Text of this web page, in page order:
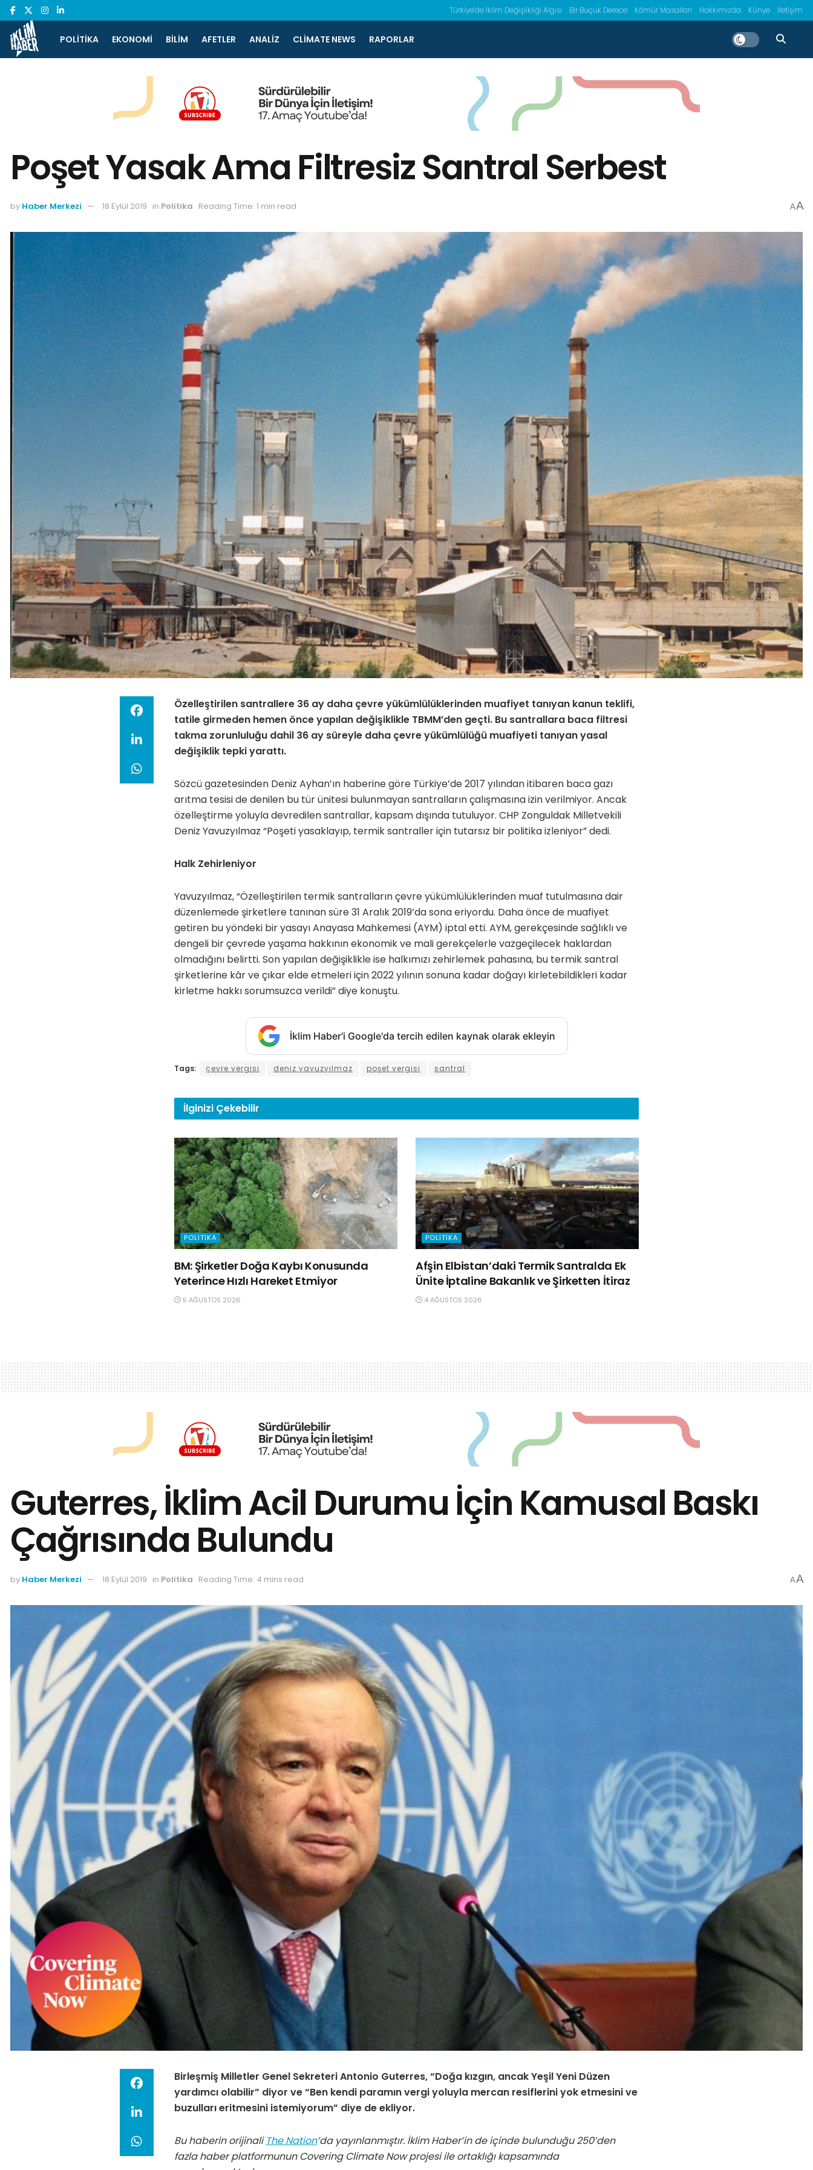
Türkiye’de İklim Değişlikliği Algısı Bir Buçuk Derece Kömür Masalları Hakkımızda Künye İletişim
POLITIKA EKONOMI BILIM AFETLER ANALIZ CLIMATE NEWS RAPORLAR
Poşet Yasak Ama Filtresiz Santral Serbest
by Haber Merkezi 18 Eylül 2019 in Politika Reading Time: 1 min read AA
Özelleştirilen santrallere 36 ay daha çevre yükümlülüklerinden muafiyet tanıyan kanun teklifi,
tatile girmeden hemen önce yapılan değişiklikle TBMM’den geçti. Bu santrallara baca filtresi
takma zorunluluğu dahil 36 ay süreyle daha çevre yükümlülüğü muafiyeti tanıyan yasal
değişiklik tepki yarattı.
Sözcü gazetesinden Deniz Ayhan’ın haberine göre Türkiye’de 2017 yılından itibaren baca gazı
arıtma tesisi de denilen bu tür ünitesi bulunmayan santralların çalışmasına izin verilmiyor. Ancak
özelleştirme yoluyla devredilen santrallar, kapsam dışında tutuluyor. CHP Zonguldak Milletvekili
Deniz Yavuzyılmaz “Poşeti yasaklayıp, termik santraller için tutarsız bir politika izleniyor” dedi.
Halk Zehirleniyor
Yavuzyılmaz, “Özelleştirilen termik santralların çevre yükümlülüklerinden muaf tutulmasına dair
düzenlemede şirketlere tanınan süre 31 Aralık 2019’da sona eriyordu. Daha önce de muafiyet
getiren bu yöndeki bir yasayı Anayasa Mahkemesi (AYM) iptal etti. AYM, gerekçesinde sağlıklı ve
dengeli bir çevrede yaşama hakkının ekonomik ve mali gerekçelerle vazgeçilecek haklardan
olmadığını belirtti. Son yapılan değişiklikle ise halkımızı zehirlemek pahasına, bu termik santral
şirketlerine kâr ve çıkar elde etmeleri için 2022 yılının sonuna kadar doğayı kirletebildikleri kadar
kirletme hakkı sorumsuzca verildi” diye konuştu.
İklim Haber'i Google'da tercih edilen kaynak olarak ekleyin
Tags: çevre vergisi deniz yavuzyılmaz poşet vergisi santral
İlginizi Çekebilir
POLITIKA
BM: Şirketler Doğa Kaybı Konusunda
Yeterince Hızlı Hareket Etmiyor
5 AĞUSTOS 2026
POLITIKA
Afşin Elbistan’daki Termik Santralda Ek
Ünite İptaline Bakanlık ve Şirketten İtiraz
4 AĞUSTOS 2026
Guterres, İklim Acil Durumu İçin Kamusal Baskı
Çağrısında Bulundu
by Haber Merkezi 18 Eylül 2019 in Politika Reading Time: 4 mins read AA
Birleşmiş Milletler Genel Sekreteri Antonio Guterres, “Doğa kızgın, ancak Yeşil Yeni Düzen
yardımcı olabilir” diyor ve “Ben kendi paramın vergi yoluyla mercan resiflerini yok etmesini ve
buzulları eritmesini istemiyorum” diye de ekliyor.
Bu haberin orijinali The Nation’da yayınlanmıştır. İklim Haber’in de içinde bulunduğu 250’den
fazla haber platformunun Covering Climate Now projesi ile ortaklığı kapsamında